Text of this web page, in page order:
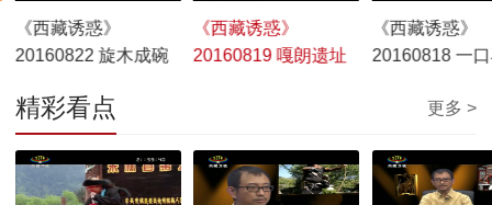
《西藏诱惑》
20160822 旋木成碗
《西藏诱惑》
20160819 嘎朗遗址
《西藏诱惑》
20160818 一
精彩看点 更多 >